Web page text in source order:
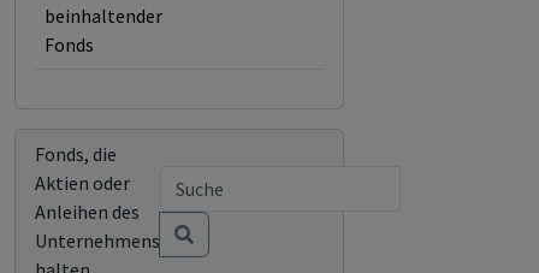
beinhaltender
Fonds
Fonds, die
Aktien oder
Anleihen des
Unternehmens